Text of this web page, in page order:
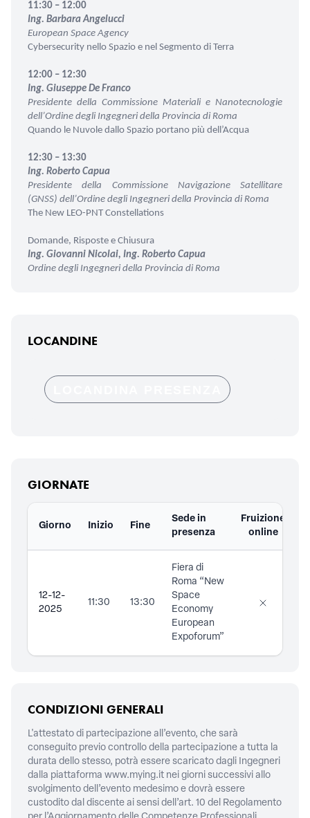
11:30 – 12:00
Ing. Barbara Angelucci
European Space Agency
Cybersecurity nello Spazio e nel Segmento di Terra
12:00 – 12:30
Ing. Giuseppe De Franco
Presidente della Commissione Materiali e Nanotecnologie
dell’Ordine degli Ingegneri della Provincia di Roma
Quando le Nuvole dallo Spazio portano più dell’Acqua
12:30 – 13:30
Ing. Roberto Capua
Presidente della Commissione Navigazione Satellitare
(GNSS) dell’Ordine degli Ingegneri della Provincia di Roma
The New LEO-PNT Constellations
Domande, Risposte e Chiusura
Ing. Giovanni Nicolai, Ing. Roberto Capua
Ordine degli Ingegneri della Provincia di Roma
LOCANDINE
GIORNATE
Giorno Inizio Fine
Sede in
presenza
Fruizione
online
12-12-
2025
11:30 13:30
Fiera di
Roma “New
Space
Economy
European
Expoforum”
CONDIZIONI GENERALI
L'attestato di partecipazione all’evento, che sarà
conseguito previo controllo della partecipazione a tutta la
durata dello stesso, potrà essere scaricato dagli Ingegneri
dalla piattaforma www.mying.it nei giorni successivi allo
svolgimento dell’evento medesimo e dovrà essere
custodito dal discente ai sensi dell’art. 10 del Regolamento